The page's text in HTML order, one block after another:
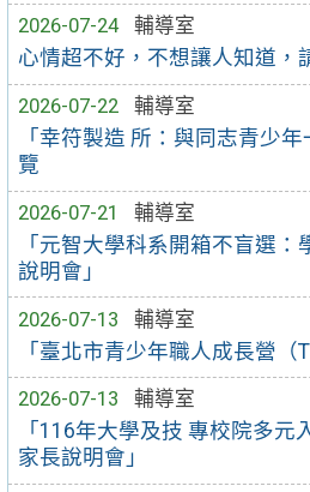
2026-07-24
輔導室
心情超不好，不想讓人知道，
2026-07-22
輔導室
「幸符製造 所：與同志青少
覽
2026-07-21
輔導室
「元智大學科系開箱不盲選：
說明會」
2026-07-13
輔導室
「臺北市青少年職人成長營（
2026-07-13
輔導室
「116年大學及技 專校院多元
家長說明會」